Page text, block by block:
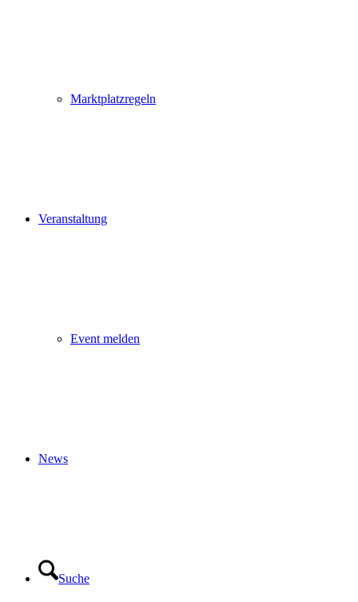
Marktplatzregeln
Veranstaltung
Event melden
News
Suche